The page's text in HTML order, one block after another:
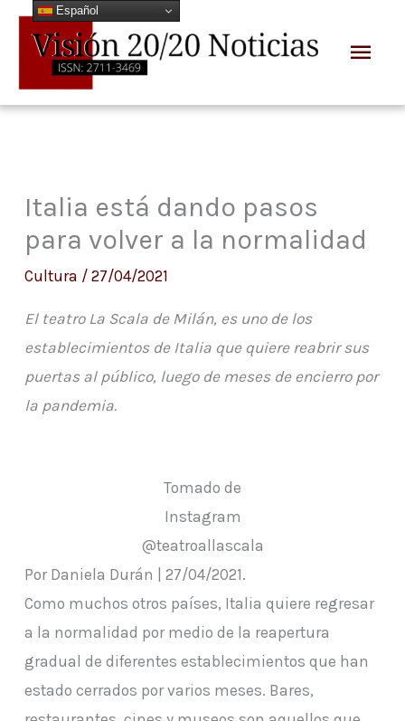
contenido
Italia está dando pasos
para volver a la normalidad
Cultura / 27/04/2021
El teatro La Scala de Milán, es uno de los
establecimientos de Italia que quiere reabrir sus
puertas al público, luego de meses de encierro por
la pandemia.
Tomado de
Instagram
@teatroallascala
Por Daniela Durán | 27/04/2021.
Como muchos otros países, Italia quiere regresar
a la normalidad por medio de la reapertura
gradual de diferentes establecimientos que han
estado cerrados por varios meses. Bares,
Español